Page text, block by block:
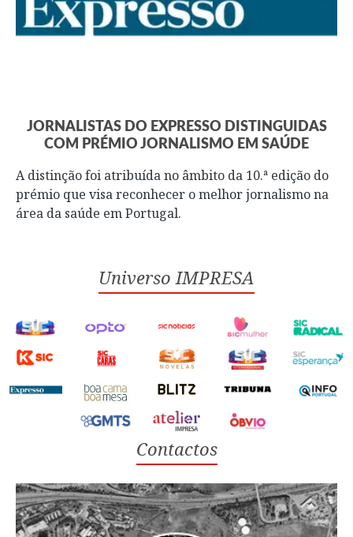
JORNALISTAS DO EXPRESSO DISTINGUIDAS
COM PRÉMIO JORNALISMO EM SAÚDE
A distinção foi atribuída no âmbito da 10.ª edição do
prémio que visa reconhecer o melhor jornalismo na
área da saúde em Portugal.
Universo IMPRESA
Contactos